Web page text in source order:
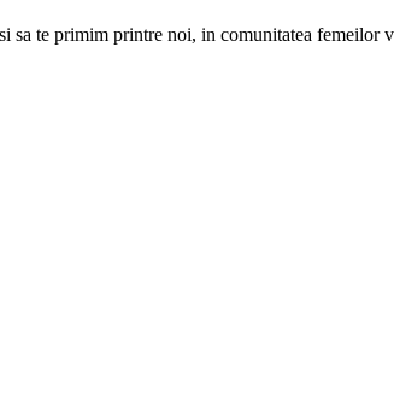
sa te primim printre noi, in comunitatea femeilor